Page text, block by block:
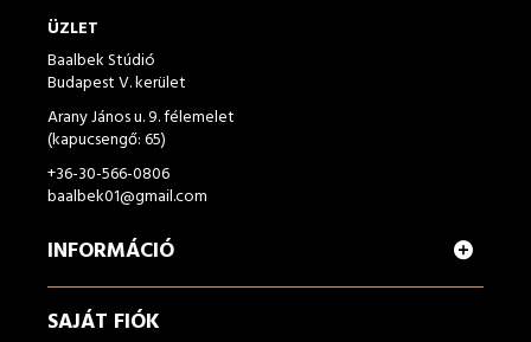
ÜZLET
Baalbek Stúdió
Budapest V. kerület
Arany János u. 9. félemelet
(kapucsengő: 65)
+36-30-566-0806
baalbek01@gmail.com
INFORMÁCIÓ
SAJÁT FIÓK